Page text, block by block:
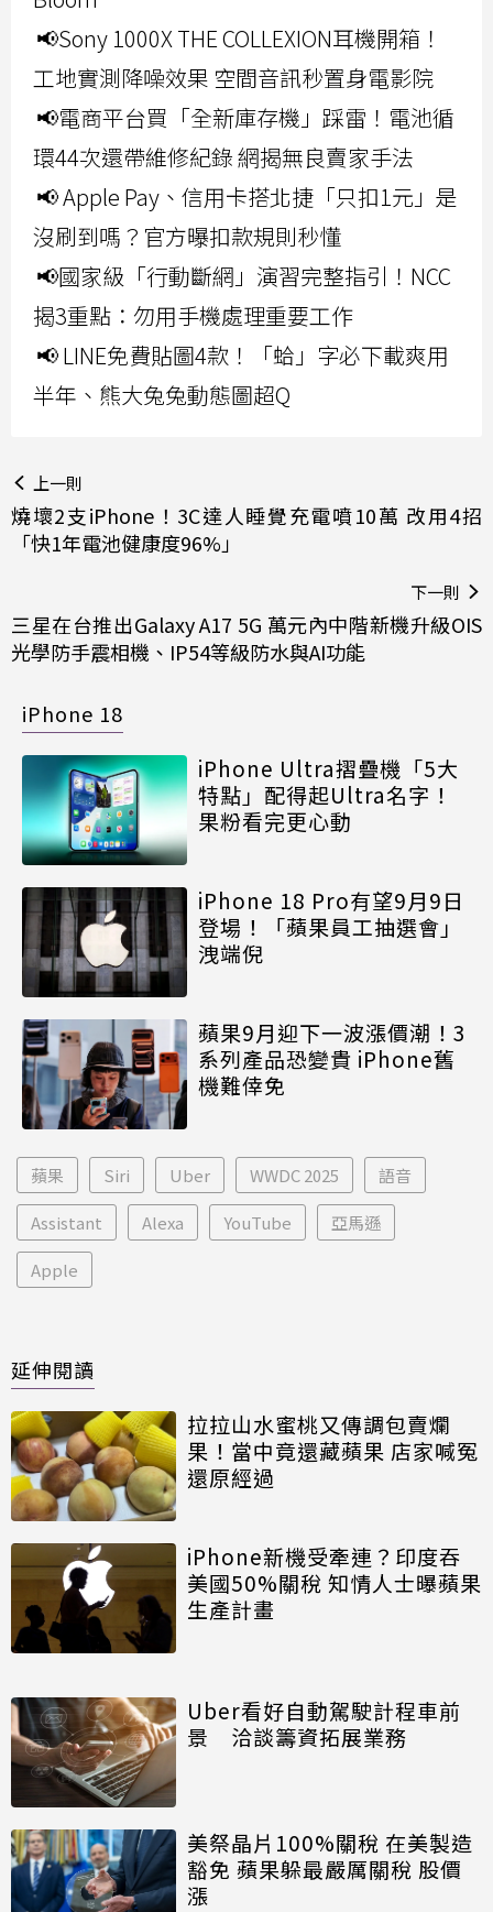
📢Sony 1000X THE COLLEXION耳機開箱！
工地實測降噪效果 空間音訊秒置身電影院
📢電商平台買「全新庫存機」踩雷！電池循
環44次還帶維修紀錄 網揭無良賣家手法
📢 Apple Pay、信用卡搭北捷「只扣1元」是
沒刷到嗎？官方曝扣款規則秒懂
📢國家級「行動斷網」演習完整指引！NCC
揭3重點：勿用手機處理重要工作
📢 LINE免費貼圖4款！「蛤」字必下載爽用
半年、熊大兔兔動態圖超Q
上一則
燒壞2支iPhone！3C達人睡覺充電噴10萬 改用4招
「快1年電池健康度96%」
下一則
三星在台推出Galaxy A17 5G 萬元內中階新機升級OIS
光學防手震相機、IP54等級防水與AI功能
iPhone 18
iPhone Ultra摺疊機「5大
特點」配得起Ultra名字！
果粉看完更心動
iPhone 18 Pro有望9月9日
登場！「蘋果員工抽選會」
洩端倪
蘋果9月迎下一波漲價潮！3
系列產品恐變貴 iPhone舊
機難倖免
蘋果 Siri Uber WWDC 2025 語音
Assistant Alexa YouTube 亞馬遜
Apple
延伸閱讀
拉拉山水蜜桃又傳調包賣爛
果！當中竟還藏蘋果 店家喊冤
還原經過
iPhone新機受牽連？印度吞
美國50%關稅 知情人士曝蘋果
生產計畫
Uber看好自動駕駛計程車前
景 洽談籌資拓展業務
美祭晶片100%關稅 在美製造
豁免 蘋果躲最嚴厲關稅 股價
漲